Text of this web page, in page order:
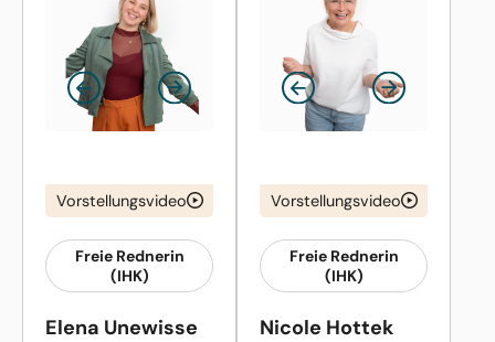
Vorstellungsvideo
Freie Rednerin
(IHK)
Elena Unewisse
Vorstellungsvideo
Freie Rednerin
(IHK)
Nicole Hottek